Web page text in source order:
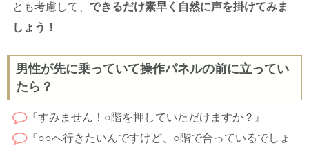
とも考慮して、 できるだけ素早く自然に声を掛けてみま
しょう！
男性が先に乗っていて操作パネルの前に立ってい
たら？
『すみません！○階を押していただけますか？』
『○○へ行きたいんですけど、○階で合っているでしょ